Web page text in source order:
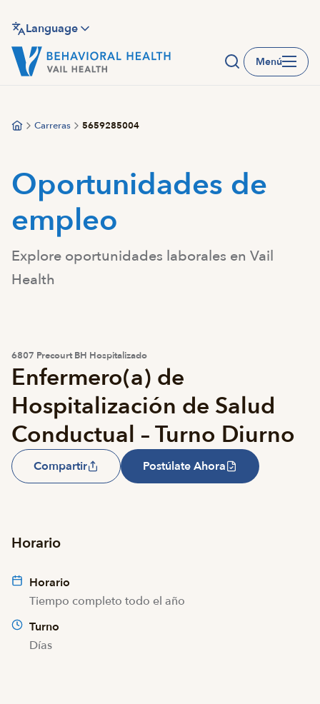
contenido
principal
Language
Menú
Carreras 5659285004
Oportunidades de
empleo
Explore oportunidades laborales en Vail
Health
6807 Precourt BH Hospitalizado
Enfermero(a) de
Hospitalización de Salud
Conductual – Turno Diurno
Compartir Postúlate Ahora
Horario
Horario
Tiempo completo todo el año
Turno
Días